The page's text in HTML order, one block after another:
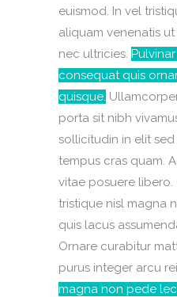
euismod. In vel
aliquam venenatis
nec ultricies.
consequat quis
quisque.
porta sit nibh
sollicitudin in elit
tempus cras quam.
vitae posuere libero.
tristique nisl magna
quis lacus
Ornare curabitur
purus integer arcu
magna non pede